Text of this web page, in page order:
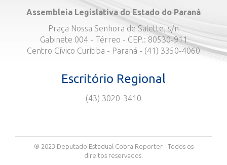
Assembleia Legislativa do Estado do Paraná
Praça Nossa Senhora de Salette, s/n
Gabinete 004 - Térreo - CEP.: 80530-911
Centro Cívico Curitiba - Paraná - (41) 3350-4060
Escritório Regional
(43) 3020-3410
® 2023 Deputado Estadual Cobra Reporter - Todos os
direitos reservados.